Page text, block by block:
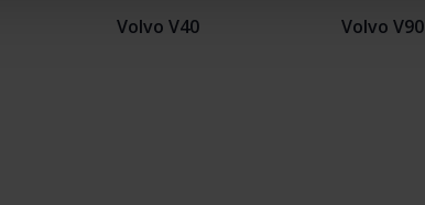
Volvo V40
Volvo V90